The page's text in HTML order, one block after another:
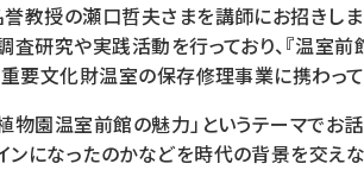
教授の瀬口哲夫さまを講師にお招きしま
査研究や実践活動を行っており、『温室
重要文化財温室の保存修理事業に携わって
物園温室前館の魅力」というテーマでお
になったのかなどを時代の背景を交え